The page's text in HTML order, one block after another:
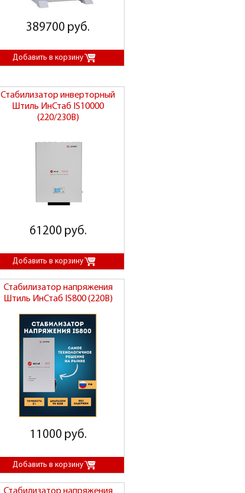
389700 руб.
Стабилизатор инверторный
Штиль ИнСтаб IS10000
(220/230В)
61200 руб.
Стабилизатор напряжения
Штиль ИнСтаб IS800 (220В)
11000 руб.